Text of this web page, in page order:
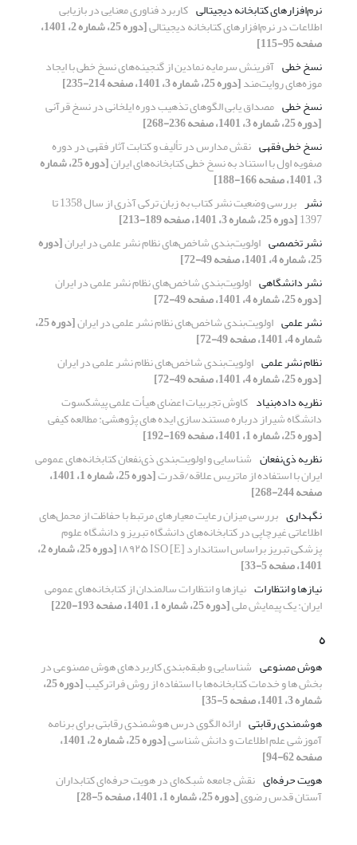
نرم‌افزارهای کتابخانه دیجیتالی کاربرد فناوری معنایی در بازیابی
اطلاعات در نرم‌افزارهای کتابخانه دیجیتالی [دوره 25، شماره 2، 1401،
صفحه 95-115]
نسخ خطی آفرینش سرمایه نمادین از گنجینه‌های نسخ خطی با ایجاد
موزه‌های روایت‌مند[دوره 25، شماره 3، 1401، صفحه 214-235]
نسخ خطی مصداق یابی الگوهای تذهیب دوره ایلخانی در نسخ قرآنی
[دوره 25، شماره 3، 1401، صفحه 236-268]
نسخ خطی فقهی نقش مدارس در تألیف و کتابت آثار فقهی در دوره
صفویه اول با استناد به نسخ خطی کتابخانه‌های ایران [دوره 25، شماره
3، 1401، صفحه 166-188]
نشر
بررسی وضعیت نشر کتاب به زبان ترکی آذری از سال 1358 تا
1397[دوره 25، شماره 3، 1401، صفحه 189-213]
نشر تخصصی اولویت‌بندی شاخص‌های نظام نشر علمی در ایران[دوره
25، شماره 4، 1401، صفحه 49-72]
نشر دانشگاهی اولویت‌بندی شاخص‌های نظام نشر علمی در ایران
[دوره 25، شماره 4، 1401، صفحه 49-72]
نشر علمی اولویت‌بندی شاخص‌های نظام نشر علمی در ایران [دوره 25،
شماره 4، 1401، صفحه 49-72]
نظام نشر علمی اولویت‌بندی شاخص‌های نظام نشر علمی در ایران
[دوره 25، شماره 4، 1401، صفحه 49-72]
نظریه داده‌بنیاد کاوش تجربیات اعضای هیأت علمی پیشکسوت
دانشگاه شیراز درباره مستندسازی ایده های پژوهشی: مطالعه کیفی
[دوره 25، شماره 1، 1401، صفحه 169-192]
نظریه ذی‌نفعان شناسایی و اولویت‌بندی ذی‌نفعان کتابخانه‌های عمومی
ایران با استفاده از ماتریس علاقه/قدرت [دوره 25، شماره 1، 1401،
صفحه 244-268]
نگهداری بررسی میزان رعایت معیار‌های مرتبط با حفاظت از محمل‌های
اطلاعاتی غیرچاپی در کتابخانه‌‌های دانشگاه تبریز و دانشگاه علوم
‌پزشکی تبریز براساس استاندارد [E] ۱۸۹۲۵ ISO [دوره 25، شماره 2،
1401، صفحه 5-33]
نیازها و انتظارات نیازها و انتظارات سالمندان از کتابخانه‌های عمومی
ایران: یک پیمایش ملی[دوره 25، شماره 1، 1401، صفحه 193-220]
ه
هوش مصنوعی شناسایی و طبقه‌بندی کاربردهای هوش مصنوعی در
بخش ها و خدمات کتابخانه‌ها با استفاده از روش فراترکیب [دوره 25،
شماره 3، 1401، صفحه 5-35]
هوشمندی رقابتی ارائه الگوی درس هوشمندی رقابتی برای برنامه
آموزشی علم اطلاعات و دانش شناسی [دوره 25، شماره 2، 1401،
صفحه 62-94]
هویت حرفه‌ای نقش جامعه شبکه‌ای در هویت حرفه‌ای کتابداران
آستان قدس رضوی[دوره 25، شماره 1، 1401، صفحه 5-28]